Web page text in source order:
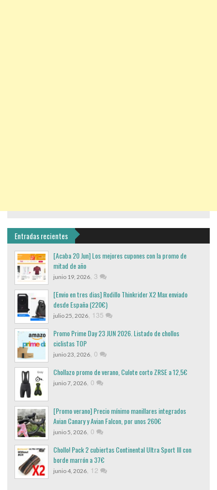
Entradas recientes
[Acaba 20 Jun] Los mejores cupones con la promo de
mitad de año
junio 19, 2026, 3
[Envio en tres dias] Rodillo Thinkrider X2 Max enviado
desde España (220€)
julio 25, 2026, 135
Promo Prime Day 23 JUN 2026. Listado de chollos
ciclistas TOP
junio 23, 2026, 0
Chollazo promo de verano, Culote corto ZRSE a 12,5€
junio 7, 2026, 0
[Promo verano] Precio mínimo manillares integrados
Avian Canary y Avian Falcon, por unos 260€
junio 5, 2026, 0
Chollo! Pack 2 cubiertas Continental Ultra Sport III con
borde marrón a 37€
junio 4, 2026, 12